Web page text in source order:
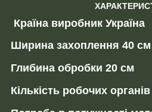
Країна виробник Україна
Ширина захоплення 40 см
Глибина обробки 20 см
Кількість робочих